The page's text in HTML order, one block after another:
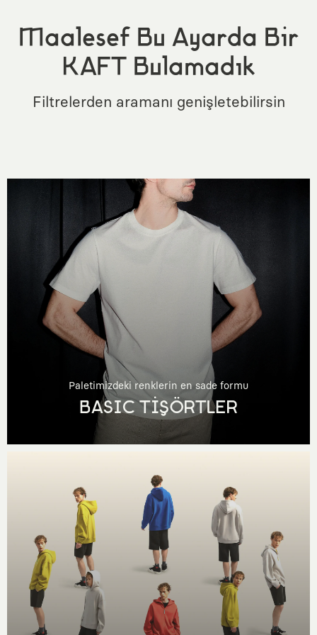
Maalesef Bu Ayarda Bir
KAFT Bulamadık
Filtrelerden aramanı genişletebilirsin
Paletimizdeki renklerin en sade formu
BASIC TİŞÖRTLER